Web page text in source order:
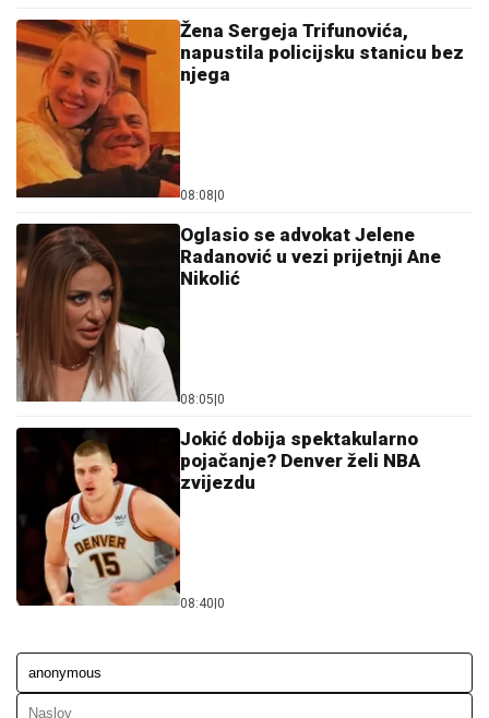
Žena Sergeja Trifunovića,
napustila policijsku stanicu bez
njega
08:08|0
Oglasio se advokat Jelene
Radanović u vezi prijetnji Ane
Nikolić
08:05|0
Jokić dobija spektakularno
pojačanje? Denver želi NBA
zvijezdu
08:40|0